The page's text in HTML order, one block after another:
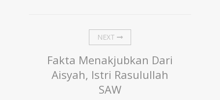
NEXT
Fakta Menakjubkan Dari
Aisyah, Istri Rasulullah
SAW